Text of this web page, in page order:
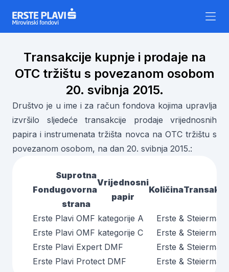
Transakcije kupnje i prodaje na
OTC tržištu s povezanom osobom
20. svibnja 2015.
Društvo je u ime i za račun fondova kojima upravlja
izvršilo sljedeće transakcije prodaje vrijednosnih
papira i instrumenata tržišta novca na OTC tržištu s
povezanom osobom, na dan 20. svibnja 2015.:
Fond
Suprotna
ugovorna
strana
Vrijednosni
papir
Količina
Erste Plavi OMF kategorije A
Erste &
Erste Plavi OMF kategorije C
Erste &
Erste Plavi Expert DMF
Erste &
Erste Plavi Protect DMF
Erste &